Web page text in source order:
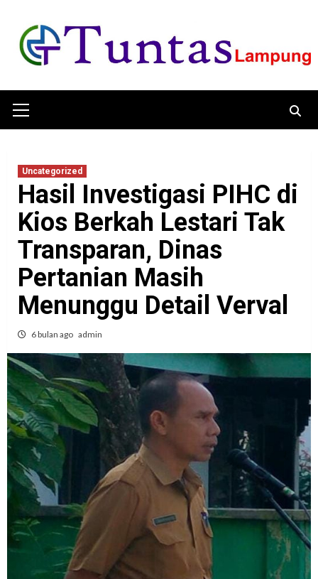
content
Menu
Uncategorized
Hasil Investigasi PIHC di
Kios Berkah Lestari Tak
Transparan, Dinas
Pertanian Masih
Menunggu Detail Verval
6 bulan ago admin